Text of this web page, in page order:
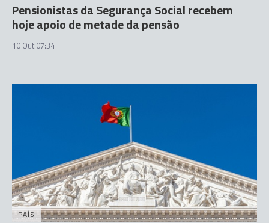
Pensionistas da Segurança Social recebem
hoje apoio de metade da pensão
10 Out 07:34
PAÍS